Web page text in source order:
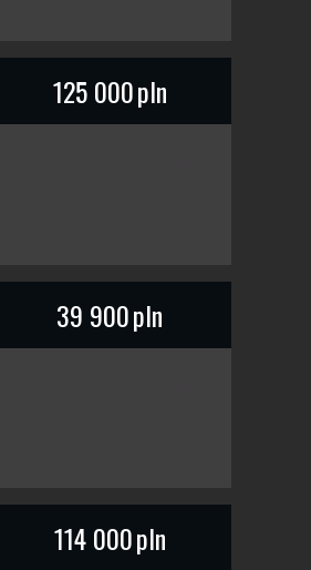
125 000pln
39 900pln
114 000pln